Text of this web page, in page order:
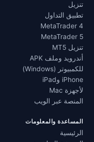
تنزيل
تطبيق التداول
MetaTrader 4
MetaTrader 5
تنزيل MT5
أندرويد وملف APK
للكمبيوتر (Windows)
iPhone وiPad
لأجهزة Mac
المنصة عبر الويب
المساعدة والمعلومات
الرئيسية